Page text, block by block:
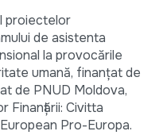
proiectelor
de asistenta
la provocările
umană, finanțat de
de PNUD Moldova,
Finanțării: Civitta
Pro-Europa.